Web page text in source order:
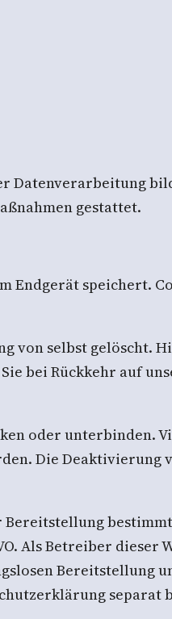
Datenverarbeitung
gestattet.
Endgerät speichert.
von selbst gelöscht.
bei Rückkehr auf
oder unterbinden.
Die Deaktivierung
Als Betreiber dieser
Bereitstellung
separat